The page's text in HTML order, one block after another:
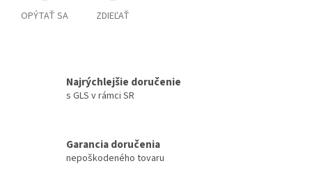
OPÝTAŤ SA ZDIEĽAŤ
Najrýchlejšie doručenie
s GLS v rámci SR
Garancia doručenia
nepoškodeného tovaru